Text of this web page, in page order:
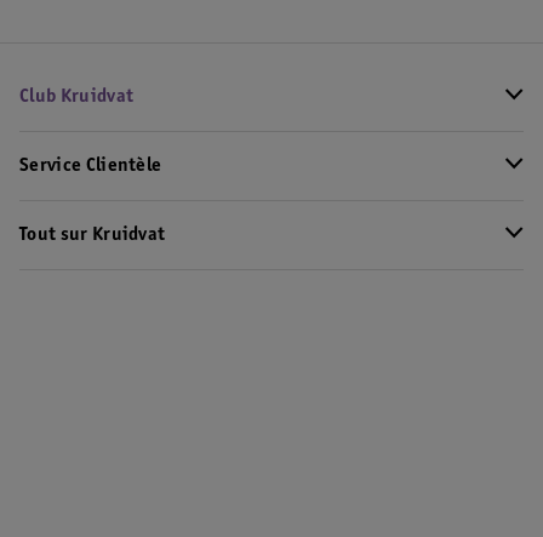
Club Kruidvat
Service Clientèle
Tout sur Kruidvat